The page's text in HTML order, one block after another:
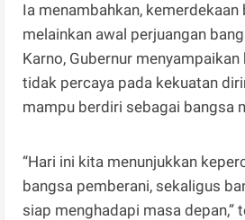
Ia menambahkan, kemerdekaan
melainkan awal perjuangan
Karno, Gubernur
tidak percaya pada kekuatan
mampu berdiri sebagai bangsa
“Hari ini kita menunjukkan
bangsa pemberani, sekaligus
siap menghadapi masa depan,”